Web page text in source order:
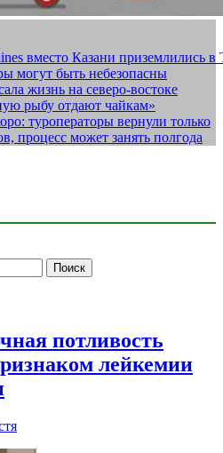
вместо Казани приземлились в
могут быть небезопасны
жизнь на северо-востоке
рыбу отдают чайкам»
туроператоры вернули только
процесс может занять полгода
потливость
лейкемии